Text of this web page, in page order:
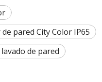
pared City Color IP65
de pared